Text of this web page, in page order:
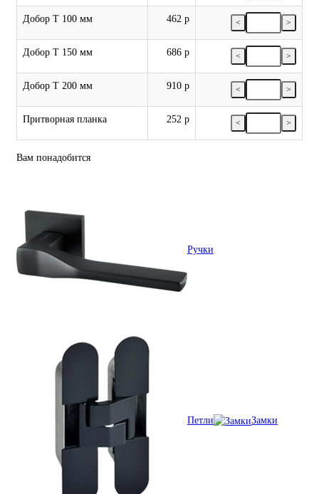
Добор Т 100 мм 462 р < >
Добор Т 150 мм 686 р < >
Добор Т 200 мм 910 р < >
Притворная планка 252 р < >
Вам понадобится
Ручки
Петли Замки